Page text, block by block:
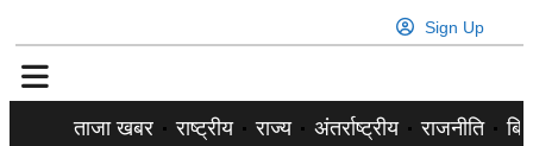
Sign Up
ताजा खबर राष्ट्रीय राज्य अंतर्राष्ट्रीय राजनीति